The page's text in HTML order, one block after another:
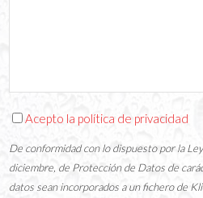
Acepto la política de privacidad
De conformidad con lo dispuesto por la
diciembre, de Protección de Datos de
datos sean incorporados a un fichero de